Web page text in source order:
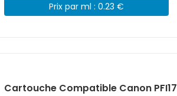
Prix par ml : 0.23 €
Cartouche Compatible Canon